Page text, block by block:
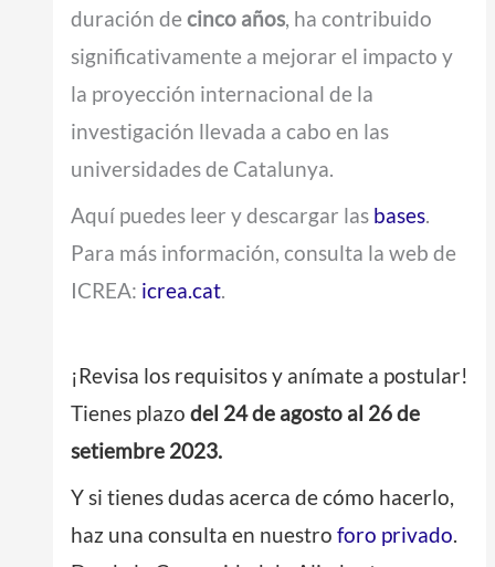
duración de cinco años, ha contribuido
significativamente a mejorar el impacto y
la proyección internacional de la
investigación llevada a cabo en las
universidades de Catalunya.
Aquí puedes leer y descargar las bases.
Para más información, consulta la web de
ICREA: icrea.cat.
¡Revisa los requisitos y anímate a postular!
Tienes plazo del 24 de agosto al 26 de
setiembre 2023.
Y si tienes dudas acerca de cómo hacerlo,
haz una consulta en nuestro foro privado.